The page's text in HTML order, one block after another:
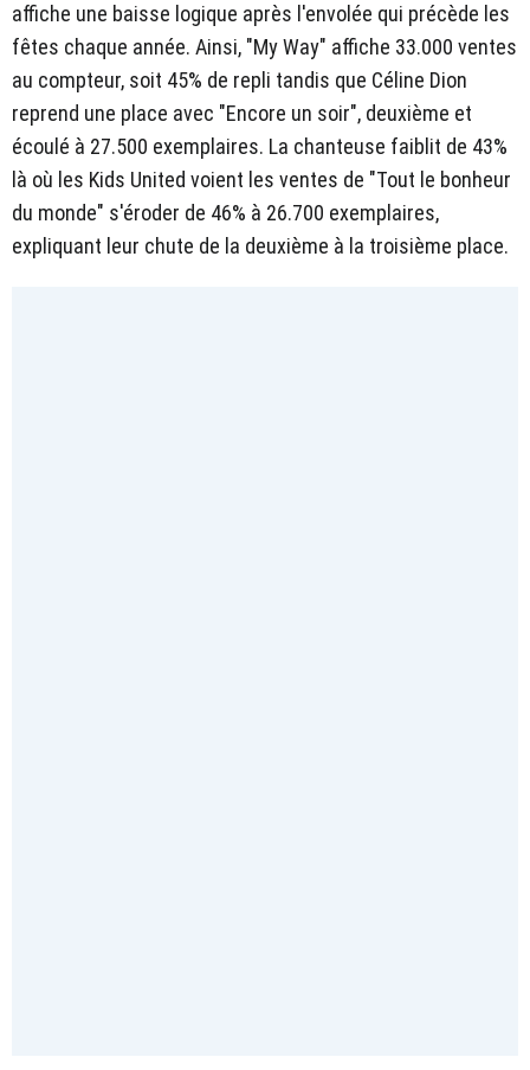
affiche une baisse logique après l'envolée qui précède les
fêtes chaque année. Ainsi, "My Way" affiche 33.000 ventes
au compteur, soit 45% de repli tandis que Céline Dion
reprend une place avec "Encore un soir", deuxième et
écoulé à 27.500 exemplaires. La chanteuse faiblit de 43%
là où les Kids United voient les ventes de "Tout le bonheur
du monde" s'éroder de 46% à 26.700 exemplaires,
expliquant leur chute de la deuxième à la troisième place.